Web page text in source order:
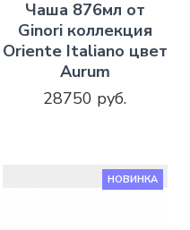
Чаша 876мл от
Ginori коллекция
Oriente Italiano цвет
Aurum
28750 руб.
НОВИНКА